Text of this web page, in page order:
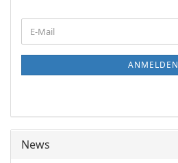
ZUR
NEWSLETTER-
E-
Mail
ANMELDEN
News